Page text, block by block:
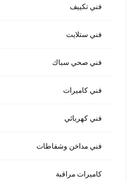
فني تكييف
فني ستلايت
فني صحي سباك
فني كاميرات
فني كهربائي
فني مداخن وشفاطات
كاميرات مراقبة